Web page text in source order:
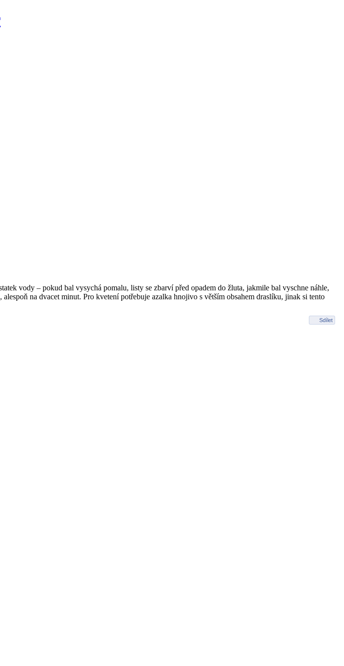
vody – pokud bal vysychá pomalu, listy se zbarví před opadem do žluta, jakmile bal vyschne náhle,
na dvacet minut. Pro kvetení potřebuje azalka hnojivo s větším obsahem draslíku, jinak si tento
Sdílet